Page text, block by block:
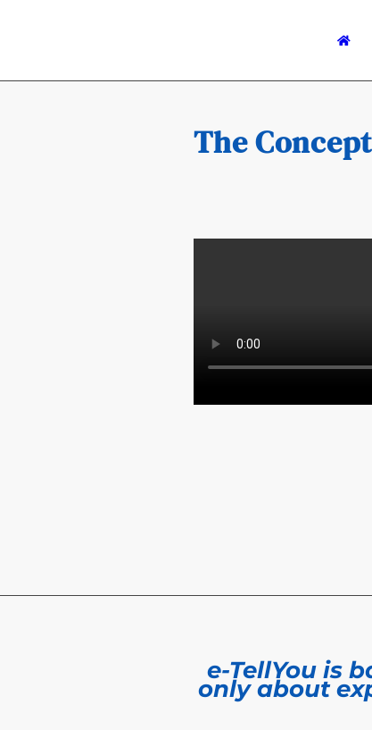
The Concept
e-TellYou is
only about